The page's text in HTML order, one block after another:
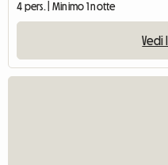
4 pers. | Minimo 1 notte
Vedi